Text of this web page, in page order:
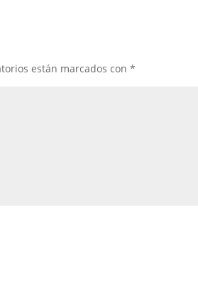
están marcados con*